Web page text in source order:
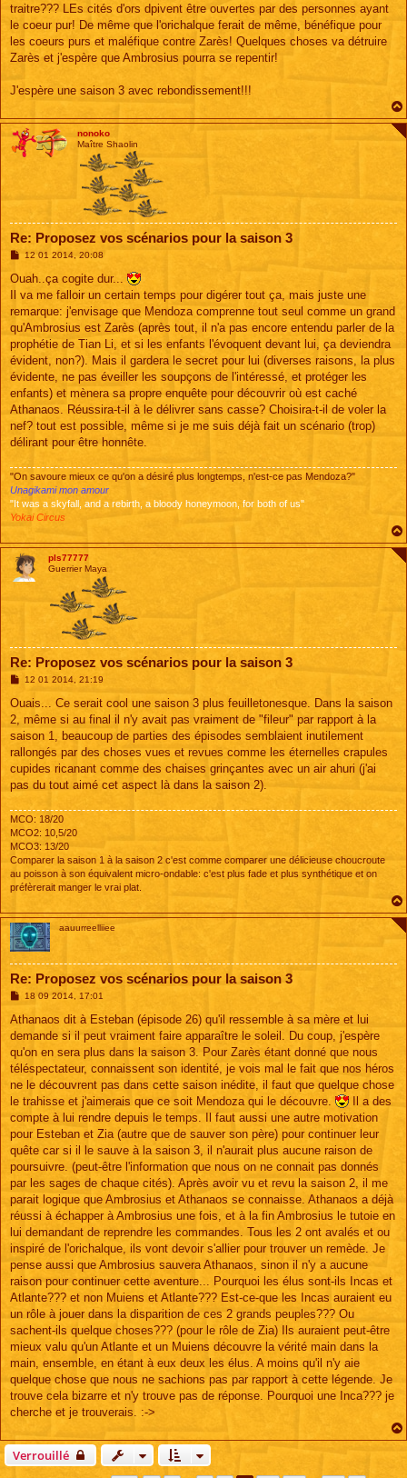
traitre??? LEs cités d'ors dpivent être ouvertes par des personnes ayant
le coeur pur! De même que l'orichalque ferait de même, bénéfique pour
les coeurs purs et maléfique contre Zarès! Quelques choses va détruire
Zarès et j'espère que Ambrosius pourra se repentir!
J'espère une saison 3 avec rebondissement!!!
nonoko
Maître Shaolin
Re: Proposez vos scénarios pour la saison 3
M
s
a
g
12 01 2014, 20:08
Ouah..ça cogite dur...
Il va me falloir un certain temps pour digérer tout ça, mais juste une
remarque: j'envisage que Mendoza comprenne tout seul comme un grand
qu'Ambrosius est Zarès (après tout, il n'a pas encore entendu parler de la
prophétie de Tian Li, et si les enfants l'évoquent devant lui, ça deviendra
évident, non?). Mais il gardera le secret pour lui (diverses raisons, la plus
évidente, ne pas éveiller les soupçons de l'intéressé, et protéger les
enfants) et mènera sa propre enquête pour découvrir où est caché
Athanaos. Réussira-t-il à le délivrer sans casse? Choisira-t-il de voler la
nef? tout est possible, même si je me suis déjà fait un scénario (trop)
délirant pour être honnête.
"On savoure mieux ce qu'on a désiré plus longtemps, n'est-ce pas Mendoza?"
Unagikami mon amour
"It was a skyfall, and a rebirth, a bloody honeymoon, for both of us"
Yokai Circus
pls77777
Guerrier Maya
Re: Proposez vos scénarios pour la saison 3
M
s
a
g
12 01 2014, 21:19
Ouais... Ce serait cool une saison 3 plus feuilletonesque. Dans la saison
2, même si au final il n'y avait pas vraiment de "fileur" par rapport à la
saison 1, beaucoup de parties des épisodes semblaient inutilement
rallongés par des choses vues et revues comme les éternelles crapules
cupides ricanant comme des chaises grinçantes avec un air ahuri (j'ai
pas du tout aimé cet aspect là dans la saison 2).
MCO: 18/20
MCO2: 10,5/20
MCO3: 13/20
Comparer la saison 1 à la saison 2 c'est comme comparer une délicieuse choucroute
au poisson à son équivalent micro-ondable: c'est plus fade et plus synthétique et on
préfèrerait manger le vrai plat.
aauurreelliiee
Re: Proposez vos scénarios pour la saison 3
M
s
a
g
18 09 2014, 17:01
Athanaos dit à Esteban (épisode 26) qu'il ressemble à sa mère et lui
demande si il peut vraiment faire apparaître le soleil. Du coup, j'espère
qu'on en sera plus dans la saison 3. Pour Zarès étant donné que nous
téléspectateur, connaissent son identité, je vois mal le fait que nos héros
ne le découvrent pas dans cette saison inédite, il faut que quelque chose
le trahisse et j'aimerais que ce soit Mendoza qui le découvre.
Il a des
compte à lui rendre depuis le temps. Il faut aussi une autre motivation
pour Esteban et Zia (autre que de sauver son père) pour continuer leur
quête car si il le sauve à la saison 3, il n'aurait plus aucune raison de
poursuivre. (peut-être l'information que nous on ne connait pas donnés
par les sages de chaque cités). Après avoir vu et revu la saison 2, il me
parait logique que Ambrosius et Athanaos se connaisse. Athanaos a déjà
réussi à échapper à Ambrosius une fois, et à la fin Ambrosius le tutoie en
lui demandant de reprendre les commandes. Tous les 2 ont avalés et ou
inspiré de l'orichalque, ils vont devoir s'allier pour trouver un remède. Je
pense aussi que Ambrosius sauvera Athanaos, sinon il n'y a aucune
raison pour continuer cette aventure... Pourquoi les élus sont-ils Incas et
Atlante??? et non Muiens et Atlante??? Est-ce-que les Incas auraient eu
un rôle à jouer dans la disparition de ces 2 grands peuples??? Ou
sachent-ils quelque choses??? (pour le rôle de Zia) Ils auraient peut-être
mieux valu qu'un Atlante et un Muiens découvre la vérité main dans la
main, ensemble, en étant à eux deux les élus. A moins qu'il n'y aie
quelque chose que nous ne sachions pas par rapport à cette légende. Je
trouve cela bizarre et n'y trouve pas de réponse. Pourquoi une Inca??? je
cherche et je trouverais. :->
Verrouillé